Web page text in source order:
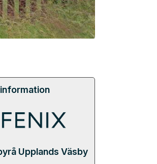
Upplands Väsby